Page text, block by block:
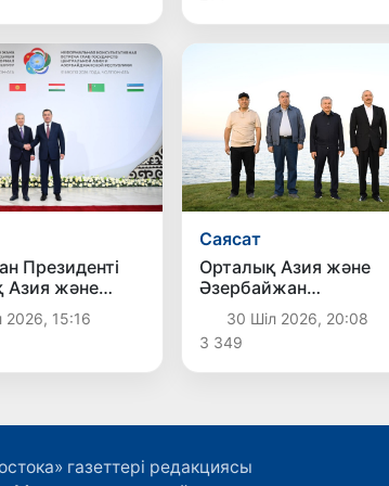
Президенті
Азия және
кездесуіне
2026, 15:16
Саясат
Орталық Азия және
Әзербайжан
көшбасшылары
Қырғызстандағы
алғашқы халықаралық
деңгейдегі гольф
30 Шіл 2026, 20:08
3 349
газеттері редакциясы